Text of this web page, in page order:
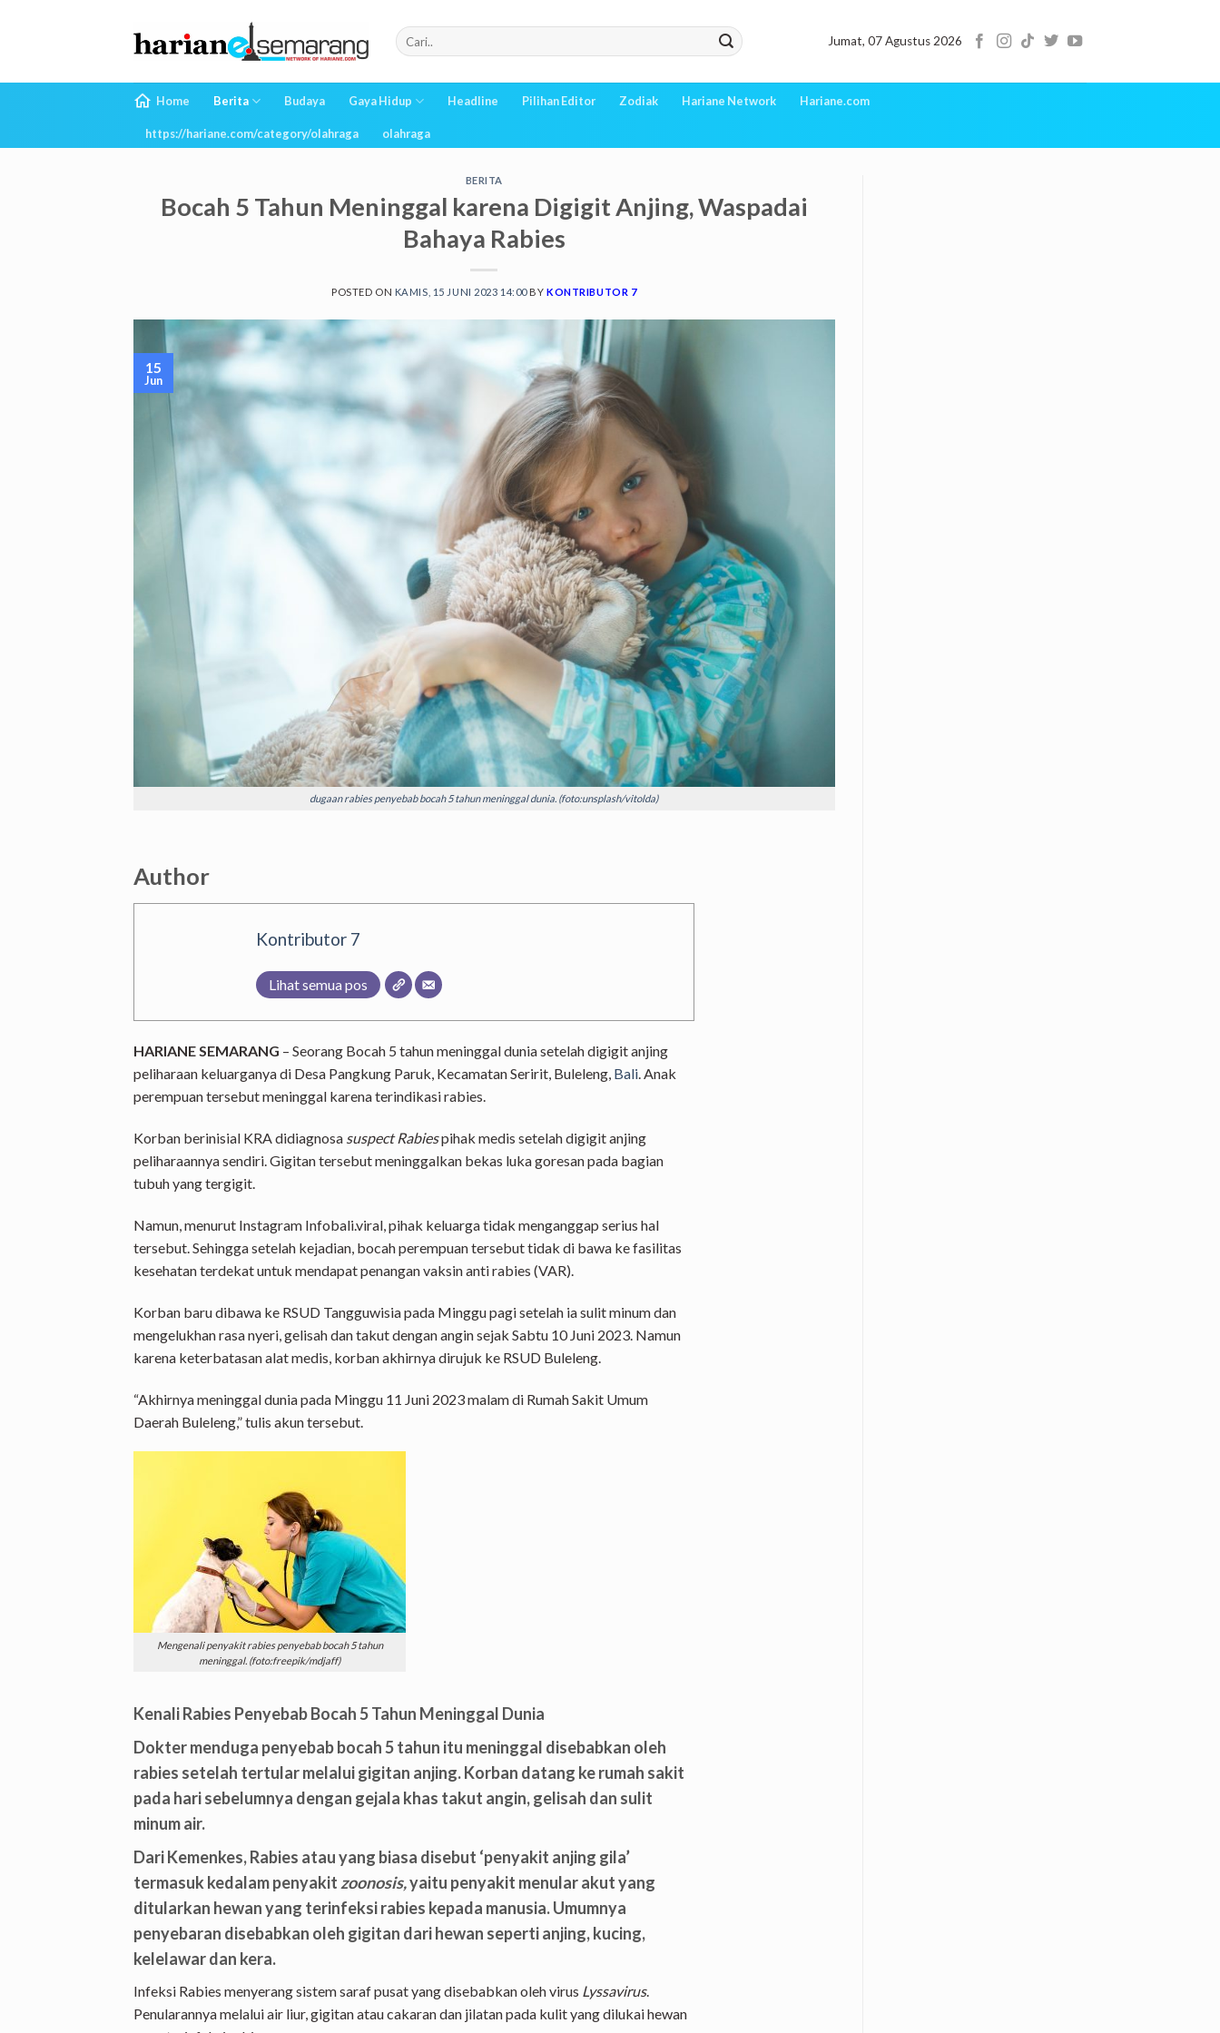
Jumat, 07 Agustus 2026
Home Berita Budaya Gaya Hidup Headline Pilihan Editor Zodiak Hariane Network Hariane.com
https://hariane.com/category/olahraga olahraga
BERITA
Bocah 5 Tahun Meninggal karena Digigit Anjing, Waspadai
Bahaya Rabies
POSTED ON KAMIS, 15 JUNI 2023 14:00BYKONTRIBUTOR 7
dugaan rabies penyebab bocah 5 tahun meninggal dunia. (foto:unsplash/vitolda)
15
Jun
Author
Kontributor 7
Lihat semua pos
HARIANE SEMARANG – Seorang Bocah 5 tahun meninggal dunia setelah digigit anjing
peliharaan keluarganya di Desa Pangkung Paruk, Kecamatan Seririt, Buleleng, Bali. Anak
perempuan tersebut meninggal karena terindikasi rabies.
Korban berinisial KRA didiagnosa suspect Rabiespihak medis setelah digigit anjing
peliharaannya sendiri. Gigitan tersebut meninggalkan bekas luka goresan pada bagian
tubuh yang tergigit.
Namun, menurut Instagram Infobali.viral, pihak keluarga tidak menganggap serius hal
tersebut. Sehingga setelah kejadian, bocah perempuan tersebut tidak di bawa ke fasilitas
kesehatan terdekat untuk mendapat penangan vaksin anti rabies (VAR).
Korban baru dibawa ke RSUD Tangguwisia pada Minggu pagi setelah ia sulit minum dan
mengelukhan rasa nyeri, gelisah dan takut dengan angin sejak Sabtu 10 Juni 2023. Namun
karena keterbatasan alat medis, korban akhirnya dirujuk ke RSUD Buleleng.
“Akhirnya meninggal dunia pada Minggu 11 Juni 2023 malam di Rumah Sakit Umum
Daerah Buleleng,” tulis akun tersebut.
Mengenali penyakit rabies penyebab bocah 5 tahun
meninggal. (foto:freepik/mdjaff)
Kenali Rabies Penyebab Bocah 5 Tahun Meninggal Dunia
Dokter menduga penyebab bocah 5 tahun itu meninggal disebabkan oleh
rabies setelah tertular melalui gigitan anjing. Korban datang ke rumah sakit
pada hari sebelumnya dengan gejala khas takut angin, gelisah dan sulit
minum air.
Dari Kemenkes, Rabies atau yang biasa disebut ‘penyakit anjing gila’
termasuk kedalam penyakit zoonosis,yaitu penyakit menular akut yang
ditularkan hewan yang terinfeksi rabies kepada manusia. Umumnya
penyebaran disebabkan oleh gigitan dari hewan seperti anjing, kucing,
kelelawar dan kera.
Infeksi Rabies menyerang sistem saraf pusat yang disebabkan oleh virus Lyssavirus.
Penularannya melalui air liur, gigitan atau cakaran dan jilatan pada kulit yang dilukai hewan